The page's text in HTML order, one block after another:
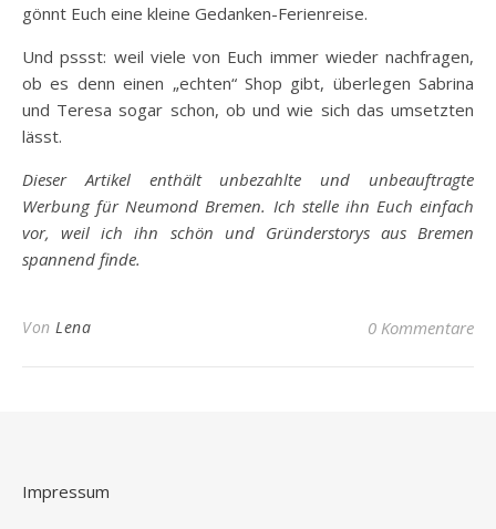
gönnt Euch eine kleine Gedanken-Ferienreise.
Und pssst: weil viele von Euch immer wieder nachfragen,
ob es denn einen „echten“ Shop gibt, überlegen Sabrina
und Teresa sogar schon, ob und wie sich das umsetzten
lässt.
Dieser Artikel enthält unbezahlte und unbeauftragte
Werbung für Neumond Bremen. Ich stelle ihn Euch einfach
vor, weil ich ihn schön und Gründerstorys aus Bremen
spannend finde.
Von Lena 0 Kommentare
Impressum